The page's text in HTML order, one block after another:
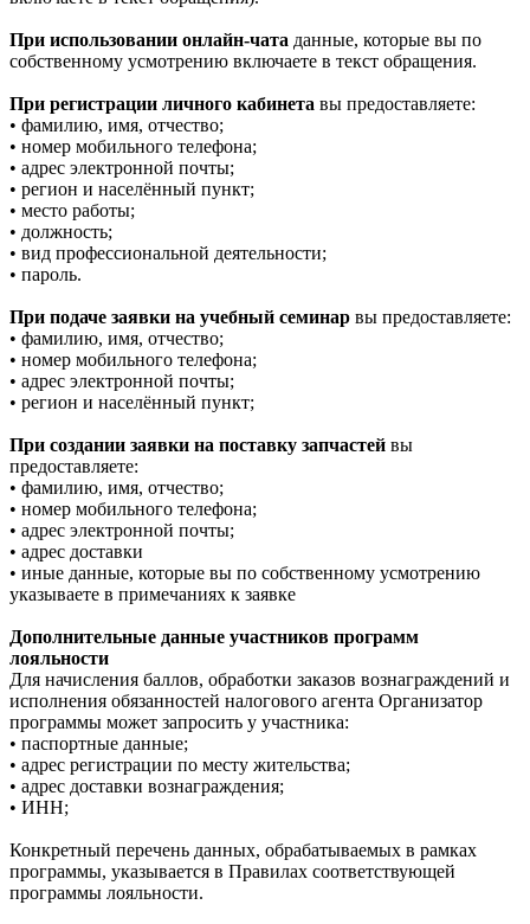
При использовании онлайн-чата данные, которые вы по
собственному усмотрению включаете в текст обращения.
При регистрации личного кабинета вы предоставляете:
• фамилию, имя, отчество;
• номер мобильного телефона;
• адрес электронной почты;
• регион и населённый пункт;
• место работы;
• должность;
• вид профессиональной деятельности;
• пароль.
При подаче заявки на учебный семинар вы предоставляете:
• фамилию, имя, отчество;
• номер мобильного телефона;
• адрес электронной почты;
• регион и населённый пункт;
При создании заявки на поставку запчастей вы
предоставляете:
• фамилию, имя, отчество;
• номер мобильного телефона;
• адрес электронной почты;
• адрес доставки
• иные данные, которые вы по собственному усмотрению
указываете в примечаниях к заявке
Дополнительные данные участников программ
лояльности
Для начисления баллов, обработки заказов вознаграждений и
исполнения обязанностей налогового агента Организатор
программы может запросить у участника:
• паспортные данные;
• адрес регистрации по месту жительства;
• адрес доставки вознаграждения;
• ИНН;
Конкретный перечень данных, обрабатываемых в рамках
программы, указывается в Правилах соответствующей
программы лояльности.